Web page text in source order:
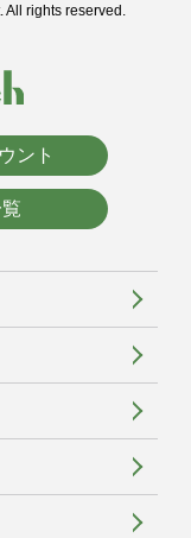
rights reserved.
ント